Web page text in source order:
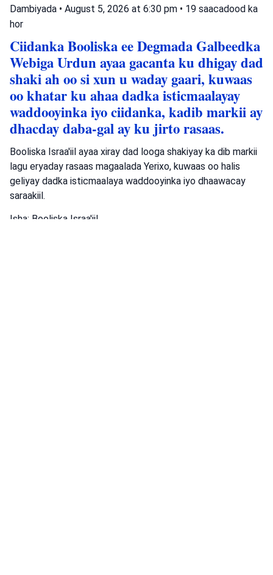
Dambiyada • August 5, 2026 at 6:30 pm • 19 saacadood ka
hor
Ciidanka Booliska ee Degmada Galbeedka
Webiga Urdun ayaa gacanta ku dhigay dad
shaki ah oo si xun u waday gaari, kuwaas
oo khatar ku ahaa dadka isticmaalayay
waddooyinka iyo ciidanka, kadib markii ay
dhacday daba-gal ay ku jirto rasaas.
Booliska Israa'iil ayaa xiray dad looga shakiyay ka dib markii
lagu eryaday rasaas magaalada Yerixo, kuwaas oo halis
geliyay dadka isticmaalaya waddooyinka iyo dhaawacay
saraakiil.
Isha: Booliska Israa'iil